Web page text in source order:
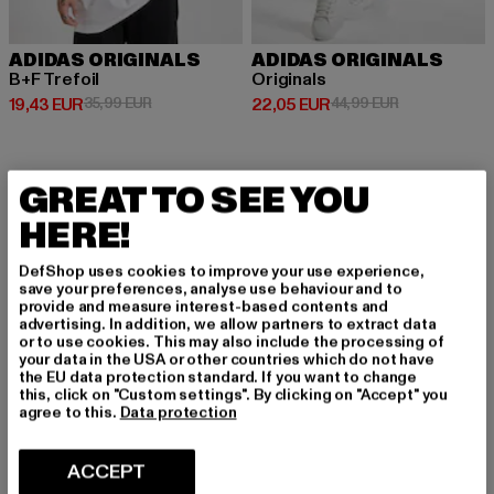
ADIDAS ORIGINALS
B+F Trefoil
19,43 EUR
Prix courant: 19,43 EUR
35,99 EURPrix en promotion: 35,99 EUR
ADIDAS ORIGINALS
Originals
22,05 EUR
Prix courant: 22,05 EUR
44,99 EURPrix en
-53%
GREAT TO SEE YOU
HERE!
DefShop uses cookies to improve your use experience,
save your preferences, analyse use behaviour and to
provide and measure interest-based contents and
advertising. In addition, we allow partners to extract data
or to use cookies. This may also include the processing of
your data in the USA or other countries which do not have
the EU data protection standard. If you want to change
this, click on "Custom settings". By clicking on "Accept" you
agree to this. Data protection
ACCEPT